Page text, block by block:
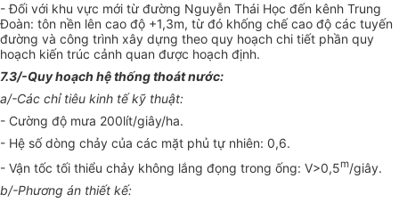
- Đối với khu vực mới từ đường Nguyễn Thái Học đến kênh Trung
Đoàn: tôn nền lên cao độ +1,3m, từ đó khống chế cao độ các tuyến
đường và công trình xây dựng theo quy hoạch chi tiết phần quy
hoạch kiến trúc cảnh quan được hoạch định.
7.3/-Quy hoạch hệ thống thoát nước:
a/-Các chỉ tiêu kinh tế kỹ thuật:
- Cường độ mưa 200lít/giây/ha.
- Hệ số dòng chảy của các mặt phủ tự nhiên: 0,6.
- Vận tốc tối thiểu chảy không lắng đọng trong ống: V>0,5m/giây.
b/-Phương án thiết kế: